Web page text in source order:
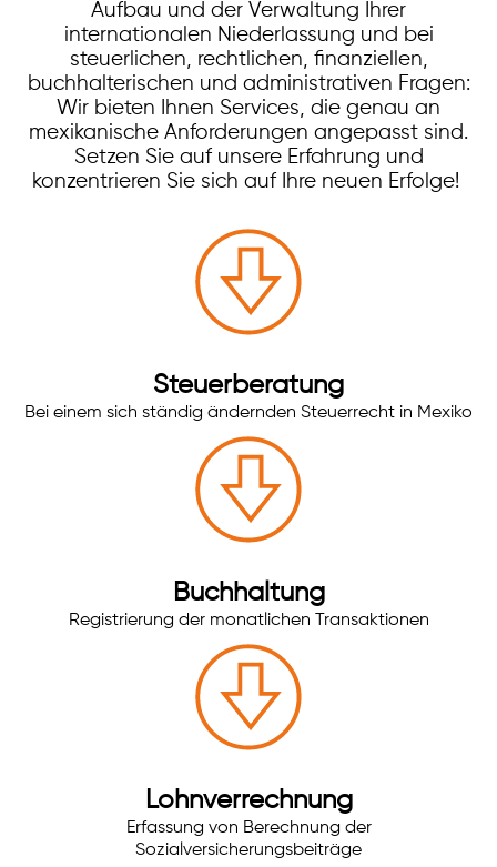
taxavo
Medellin 184 - of. 111, Col. Roma Norte
06700 Ciudad de México • México
info@taxavo.mx
+49 (0)1575 888 0464
Öffnungszeiten
Mo-Fr 08:00-16:00
Sprache E-Mail Anrufen
vCard QR-Code
Datenschutz Cookie Einstellungen
Aufbau und der Verwaltung Ihrer
internationalen Niederlassung und bei
steuerlichen, rechtlichen, finanziellen,
buchhalterischen und administrativen Fragen:
Wir bieten Ihnen Services, die genau an
mexikanische Anforderungen angepasst sind.
Setzen Sie auf unsere Erfahrung und
konzentrieren Sie sich auf Ihre neuen Erfolge!
Steuerberatung
Bei einem sich ständig ändernden Steuerrecht in Mexiko
Buchhaltung
Registrierung der monatlichen Transaktionen
Lohnverrechnung
Erfassung von Berechnung der
Sozialversicherungsbeiträge